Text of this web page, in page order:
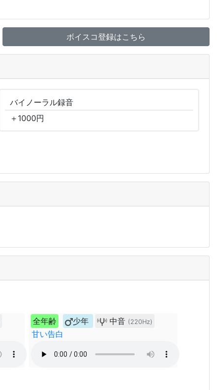
ボイスコ登録はこちら
バイノーラル録音
＋ 1000円
全年齢 少年 中音 (220Hz)
甘い告白